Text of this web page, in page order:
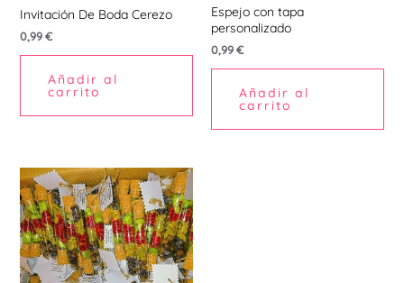
Invitación De Boda Cerezo
0,99€
Añadir al
carrito
Espejo con tapa
personalizado
0,99€
Añadir al
carrito